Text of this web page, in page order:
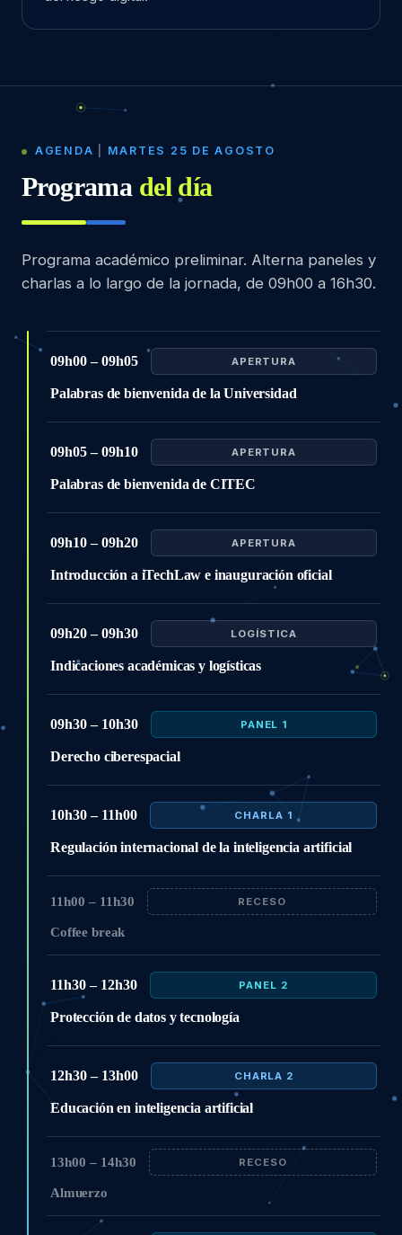
AGENDA MARTES 25 DE AGOSTO
Programa del día
Programa académico preliminar. Alterna paneles y
charlas a lo largo de la jornada, de 09h00 a 16h30.
09h00 – 09h05 APERTURA
Palabras de bienvenida de la Universidad
09h05 – 09h10 APERTURA
Palabras de bienvenida de CITEC
09h10 – 09h20 APERTURA
Introducción a iTechLaw e inauguración oficial
09h20 – 09h30 LOGÍSTICA
Indicaciones académicas y logísticas
09h30 – 10h30 PANEL 1
Derecho ciberespacial
10h30 – 11h00 CHARLA 1
Regulación internacional de la inteligencia artificial
11h00 – 11h30 RECESO
Coffee break
11h30 – 12h30 PANEL 2
Protección de datos y tecnología
12h30 – 13h00 CHARLA 2
Educación en inteligencia artificial
13h00 – 14h30 RECESO
Almuerzo